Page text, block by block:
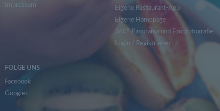
Impressum
Eigene Restaurant-App
Eigene Homepage
360°-Panorama und Foodfotografie
Login / Registrieren
FOLGE UNS
Facebook
Google+